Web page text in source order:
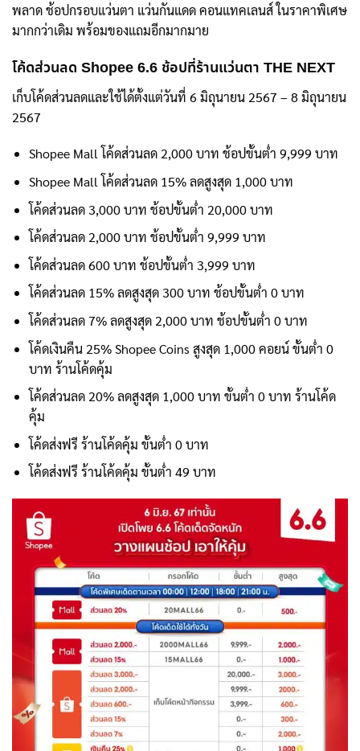
พลาด ช้อปกรอบแว่นตา แว่นกันแดด คอนแทคเลนส์ ในราคาพิเศษ
มากกว่าเดิม พร้อมของแถมอีกมากมาย
โค้ดส่วนลด Shopee 6.6 ช้อปที่ร้านแว่นตา THE NEXT
เก็บโค้ดส่วนลดและใช้ได้ตั้งแต่วันที่ 6 มิถุนายน 2567 – 8 มิถุนายน
2567
Shopee Mall โค้ดส่วนลด 2,000 บาท ช้อปขั้นต่ำ 9,999 บาท
Shopee Mall โค้ดส่วนลด 15% ลดสูงสุด 1,000 บาท
โค้ดส่วนลด 3,000 บาท ช้อปขั้นต่ำ 20,000 บาท
โค้ดส่วนลด 2,000 บาท ช้อปขั้นต่ำ 9,999 บาท
โค้ดส่วนลด 600 บาท ช้อปขั้นต่ำ 3,999 บาท
โค้ดส่วนลด 15% ลดสูงสุด 300 บาท ช้อปขั้นต่ำ 0 บาท
โค้ดส่วนลด 7% ลดสูงสุด 2,000 บาท ช้อปขั้นต่ำ 0 บาท
โค้ดเงินคืน 25% Shopee Coins สูงสุด 1,000 คอยน์ ขั้นต่ำ 0
บาท ร้านโค้ดคุ้ม
โค้ดส่วนลด 20% ลดสูงสุด 1,000 บาท ขั้นต่ำ 0 บาท ร้านโค้ด
คุ้ม
โค้ดส่งฟรี ร้านโค้ดคุ้ม ขั้นต่ำ 0 บาท
โค้ดส่งฟรี ร้านโค้ดคุ้ม ขั้นต่ำ 49 บาท